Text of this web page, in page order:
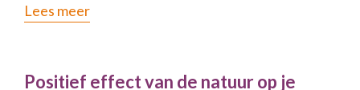
Lees meer
Positief effect van de natuur op je